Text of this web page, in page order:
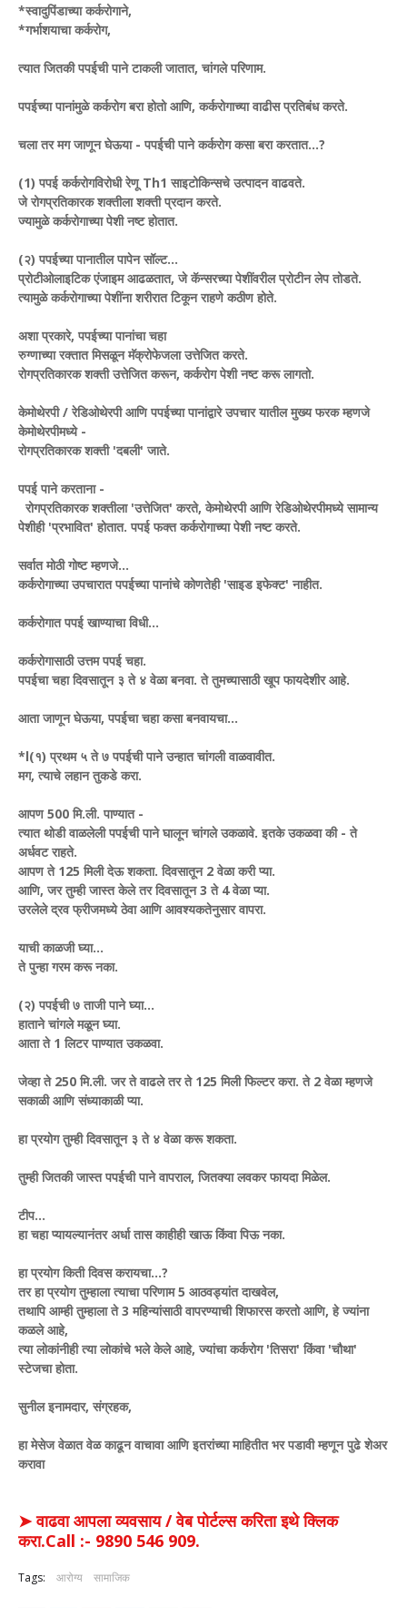
*स्वादुपिंडाच्या कर्करोगाने,
*गर्भाशयाचा कर्करोग,
त्यात जितकी पपईची पाने टाकली जातात, चांगले परिणाम.
पपईच्या पानांमुळे कर्करोग बरा होतो आणि, कर्करोगाच्या वाढीस प्रतिबंध करते.
चला तर मग जाणून घेऊया - पपईची पाने कर्करोग कसा बरा करतात...?
(1) पपई कर्करोगविरोधी रेणू Th1 साइटोकिन्सचे उत्पादन वाढवते.
जे रोगप्रतिकारक शक्तीला शक्ती प्रदान करते.
ज्यामुळे कर्करोगाच्या पेशी नष्ट होतात.
(२) पपईच्या पानातील पापेन सॉल्ट...
प्रोटीओलाइटिक एंजाइम आढळतात, जे कॅन्सरच्या पेशींवरील प्रोटीन लेप तोडते.
त्यामुळे कर्करोगाच्या पेशींना शरीरात टिकून राहणे कठीण होते.
अशा प्रकारे, पपईच्या पानांचा चहा
रुग्णाच्या रक्तात मिसळून मॅक्रोफेजला उत्तेजित करते.
रोगप्रतिकारक शक्ती उत्तेजित करून, कर्करोग पेशी नष्ट करू लागतो.
केमोथेरपी / रेडिओथेरपी आणि पपईच्या पानांद्वारे उपचार यातील मुख्य फरक म्हणजे
केमोथेरपीमध्ये -
रोगप्रतिकारक शक्ती 'दबली' जाते.
पपई पाने करताना -
रोगप्रतिकारक शक्तीला 'उत्तेजित' करते, केमोथेरपी आणि रेडिओथेरपीमध्ये सामान्य
पेशीही 'प्रभावित' होतात. पपई फक्त कर्करोगाच्या पेशी नष्ट करते.
सर्वात मोठी गोष्ट म्हणजे...
कर्करोगाच्या उपचारात पपईच्या पानांचे कोणतेही 'साइड इफेक्ट' नाहीत.
कर्करोगात पपई खाण्याचा विधी...
कर्करोगासाठी उत्तम पपई चहा.
पपईचा चहा दिवसातून ३ ते ४ वेळा बनवा. ते तुमच्यासाठी खूप फायदेशीर आहे.
आता जाणून घेऊया, पपईचा चहा कसा बनवायचा...
*l(१) प्रथम ५ ते ७ पपईची पाने उन्हात चांगली वाळवावीत.
मग, त्याचे लहान तुकडे करा.
आपण 500 मि.ली. पाण्यात -
त्यात थोडी वाळलेली पपईची पाने घालून चांगले उकळावे. इतके उकळवा की - ते
अर्धवट राहते.
आपण ते 125 मिली देऊ शकता. दिवसातून 2 वेळा करी प्या.
आणि, जर तुम्ही जास्त केले तर दिवसातून 3 ते 4 वेळा प्या.
उरलेले द्रव फ्रीजमध्ये ठेवा आणि आवश्यकतेनुसार वापरा.
याची काळजी घ्या...
ते पुन्हा गरम करू नका.
(२) पपईची ७ ताजी पाने घ्या...
हाताने चांगले मळून घ्या.
आता ते 1 लिटर पाण्यात उकळवा.
जेव्हा ते 250 मि.ली. जर ते वाढले तर ते 125 मिली फिल्टर करा. ते 2 वेळा म्हणजे
सकाळी आणि संध्याकाळी प्या.
हा प्रयोग तुम्ही दिवसातून ३ ते ४ वेळा करू शकता.
तुम्ही जितकी जास्त पपईची पाने वापराल, जितक्या लवकर फायदा मिळेल.
टीप...
हा चहा प्यायल्यानंतर अर्धा तास काहीही खाऊ किंवा पिऊ नका.
हा प्रयोग किती दिवस करायचा...?
तर हा प्रयोग तुम्हाला त्याचा परिणाम 5 आठवड्यांत दाखवेल,
तथापि आम्ही तुम्हाला ते 3 महिन्यांसाठी वापरण्याची शिफारस करतो आणि, हे ज्यांना
कळले आहे,
त्या लोकांनीही त्या लोकांचे भले केले आहे, ज्यांचा कर्करोग 'तिसरा' किंवा 'चौथा'
स्टेजचा होता.
सुनील इनामदार, संग्रहक,
हा मेसेज वेळात वेळ काढून वाचावा आणि इतरांच्या माहितीत भर पडावी म्हणून पुढे शेअर
करावा
➤ वाढवा आपला व्यवसाय / वेब पोर्टल्स करिता इथे क्लिक
करा.Call :- 9890 546 909.
Tags: आरोग्य सामाजिक